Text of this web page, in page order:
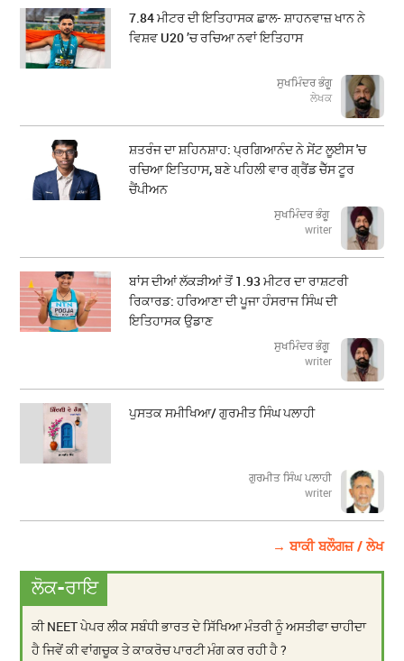
7.84 ਮੀਟਰ ਦੀ ਇਤਿਹਾਸਕ ਛਾਲ- ਸ਼ਾਹਨਵਾਜ਼ ਖਾਨ ਨੇ
ਵਿਸ਼ਵ U20 ’ਚ ਰਚਿਆ ਨਵਾਂ ਇਤਿਹਾਸ
ਸੁਖਮਿੰਦਰ ਭੰਗੂ
ਲੇਖਕ
ਸ਼ਤਰੰਜ ਦਾ ਸ਼ਹਿਨਸ਼ਾਹ: ਪ੍ਰਗਿਆਨੰਦ ਨੇ ਸੇਂਟ ਲੂਈਸ 'ਚ
ਰਚਿਆ ਇਤਿਹਾਸ, ਬਣੇ ਪਹਿਲੀ ਵਾਰ ਗ੍ਰੈਂਡ ਚੈੱਸ ਟੂਰ
ਚੈਂਪੀਅਨ
ਸੁਖਮਿੰਦਰ ਭੰਗੂ
writer
ਬਾਂਸ ਦੀਆਂ ਲੱਕੜੀਆਂ ਤੋਂ 1.93 ਮੀਟਰ ਦਾ ਰਾਸ਼ਟਰੀ
ਰਿਕਾਰਡ: ਹਰਿਆਣਾ ਦੀ ਪੂਜਾ ਹੰਸਰਾਜ ਸਿੰਘ ਦੀ
ਇਤਿਹਾਸਕ ਉਡਾਣ
ਸੁਖਮਿੰਦਰ ਭੰਗੂ
writer
ਪੁਸਤਕ ਸਮੀਖਿਆ/ ਗੁਰਮੀਤ ਸਿੰਘ ਪਲਾਹੀ
ਗੁਰਮੀਤ ਸਿੰਘ ਪਲਾਹੀ
writer
→ ਬਾਕੀ ਬਲੌਗਜ਼ / ਲੇਖ
ਲੋਕ-ਰਾਇ
ਕੀ NEET ਪੇਪਰ ਲੀਕ ਸਬੰਧੀ ਭਾਰਤ ਦੇ ਸਿੱਖਿਆ ਮੰਤਰੀ ਨੂੰ ਅਸਤੀਫਾ ਚਾਹੀਦਾ
ਹੈ ਜਿਵੇਂ ਕੀ ਵਾਂਗਚੂਕ ਤੇ ਕਾਕਰੋਚ ਪਾਰਟੀ ਮੰਗ ਕਰ ਰਹੀ ਹੈ ?